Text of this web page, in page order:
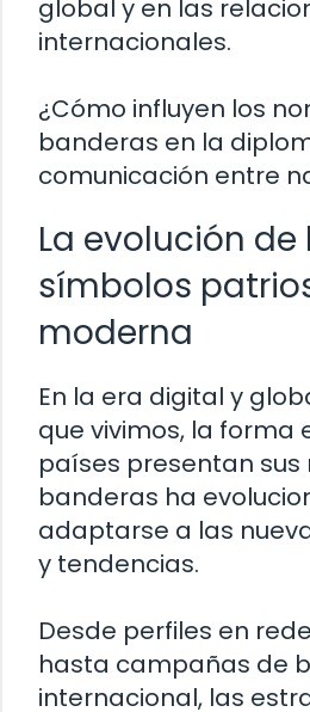
global y en las
internacionales.
¿Cómo influyen los
banderas en la
comunicación entre
La evolución de
símbolos
moderna
En la era digital y
que vivimos, la forma
países presentan sus
banderas ha
adaptarse a las
y tendencias.
Desde perfiles en
hasta campañas de
internacional, las